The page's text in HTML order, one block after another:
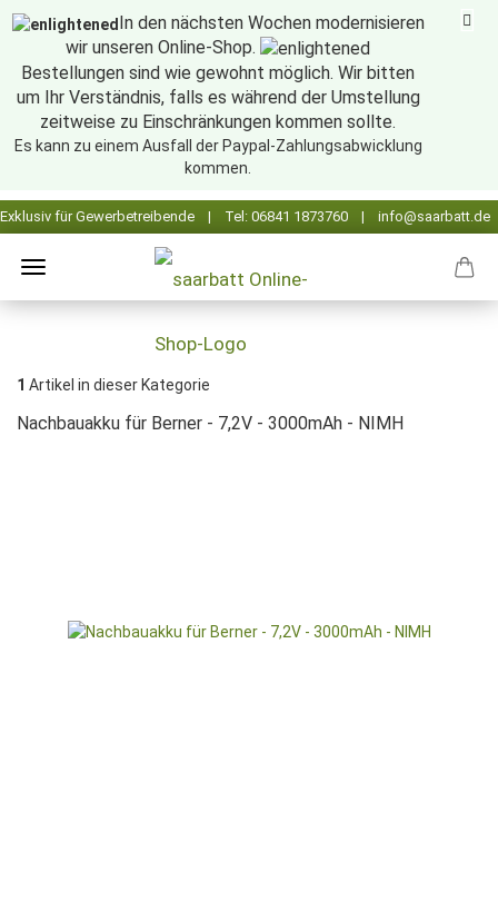
In den nächsten Wochen modernisieren
wir unseren Online-Shop.
Bestellungen sind wie gewohnt möglich. Wir bitten
um Ihr Verständnis, falls es während der Umstellung
zeitweise zu Einschränkungen kommen sollte.
Es kann zu einem Ausfall der Paypal-Zahlungsabwicklung
kommen.
1 Artikel in dieser Kategorie
Nachbauakku für Berner - 7,2V - 3000mAh - NIMH